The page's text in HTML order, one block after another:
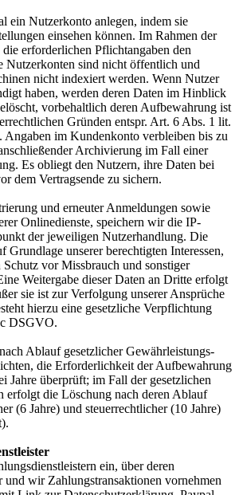
ein Nutzerkonto anlegen, indem sie
einsehen können. Im Rahmen der
erforderlichen Pflichtangaben den
Nutzerkonten sind nicht öffentlich und
nicht indexiert werden. Wenn Nutzer
haben, werden deren Daten im Hinblick
vorbehaltlich deren Aufbewahrung ist
Gründen entspr. Art. 6 Abs. 1 lit.
im Kundenkonto verbleiben bis zu
Archivierung im Fall einer
Es obliegt den Nutzern, ihre Daten bei
dem Vertragsende zu sichern.
und erneuter Anmeldungen sowie
Onlinedienste, speichern wir die IP-
der jeweiligen Nutzerhandlung. Die
Grundlage unserer berechtigten Interessen,
Schutz vor Missbrauch und sonstiger
Weitergabe dieser Daten an Dritte erfolgt
sie ist zur Verfolgung unserer Ansprüche
hierzu eine gesetzliche Verpflichtung
DSGVO.
Ablauf gesetzlicher Gewährleistungs-
die Erforderlichkeit der Aufbewahrung
Jahre überprüft; im Fall der gesetzlichen
erfolgt die Löschung nach deren Ablauf
(6 Jahre) und steuerrechtlicher (10 Jahre)
ein, über deren
und wir Zahlungstransaktionen vornehmen